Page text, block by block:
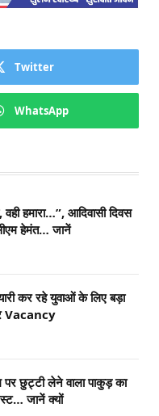
Twitter
WhatsApp
हमारा…”, आदिवासी दिवस
हेमंत… जानें
कर रहे युवाओं के लिए बड़ा
Vacancy
छुट्टी लेने वाला पाकुड़ का
जानें क्यों